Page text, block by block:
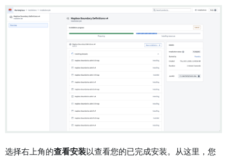
选择右上角的查看安装以查看您的已完成安装。从这里，您